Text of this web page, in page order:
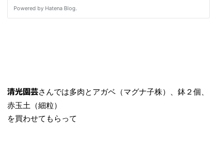
清光園芸さんでは多肉とアガベ（マグナ子株）、鉢２個、
赤玉土（細粒）
を買わせてもらって